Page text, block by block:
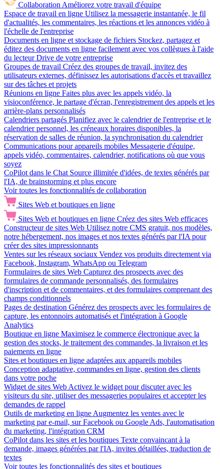
Collaboration Améliorez votre travail d'équipe
Espace de travail en ligne Utilisez la messagerie instantanée, le fil
d'actualités, les commentaires, les réactions et les annonces vidéo à
l'échelle de l'entreprise
Documents en ligne et stockage de fichiers Stockez, partagez et
éditez des documents en ligne facilement avec vos collègues à l'aide
du lecteur Drive de votre entreprise
Groupes de travail Créez des groupes de travail, invitez des
utilisateurs externes, définissez les autorisations d'accès et travaillez
sur des tâches et projets
Réunions en ligne Faites plus avec les appels vidéo, la
visioconférence, le partage d'écran, l'enregistrement des appels et les
arrière-plans personnalisés
Calendriers partagés Planifiez avec le calendrier de l'entreprise et le
calendrier personnel, les créneaux horaires disponibles, la
réservation de salles de réunion, la synchronisation du calendrier
Communications pour appareils mobiles Messagerie d'équipe,
appels vidéo, commentaires, calendrier, notifications où que vous
soyez
CoPilot dans le Chat Source illimitée d'idées, de textes générés par
l'IA, de brainstorming et plus encore
Voir toutes les fonctionnalités de collaboration
Sites Web et boutiques en ligne
Sites Web et boutiques en ligne Créez des sites Web efficaces
Constructeur de sites Web Utilisez notre CMS gratuit, nos modèles,
notre hébergement, nos images et nos textes générés par l'IA pour
créer des sites impressionnants
Ventes sur les réseaux sociaux Vendez vos produits directement via
Facebook, Instagram, WhatsApp ou Telegram
Formulaires de sites Web Capturez des prospects avec des
formulaires de commande personnalisés, des formulaires
d'inscription et de commentaires, et des formulaires comprenant des
champs conditionnels
Pages de destination Générez des prospects avec les formulaires de
capture, les entonnoirs automatisés et l'intégration à Google
Analytics
Boutique en ligne Maximisez le commerce électronique avec la
gestion des stocks, le traitement des commandes, la livraison et les
paiements en ligne
Sites et boutiques en ligne adaptées aux appareils mobiles
Conception adaptative, commandes en ligne, gestion des clients
dans votre poche
Widget de sites Web Activez le widget pour discuter avec les
visiteurs du site, utiliser des messageries populaires et accepter les
demandes de rappel
Outils de marketing en ligne Augmentez les ventes avec le
marketing par e-mail, sur Facebook ou Google Ads, l'automatisation
du marketing, l'intégration CRM
CoPilot dans les sites et les boutiques Texte convaincant à la
demande, images générées par l'IA, invites détaillées, traduction de
textes
Voir toutes les fonctionnalités des sites et boutiques